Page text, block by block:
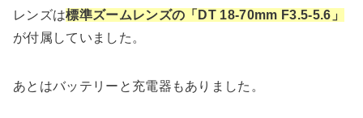
レンズは標準ズームレンズの「DT 18-70mm F3.5-5.6」
が付属していました。
あとはバッテリーと充電器もありました。